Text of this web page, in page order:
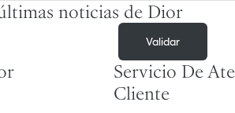
noticias de Dior
Validar
Servicio De
Cliente